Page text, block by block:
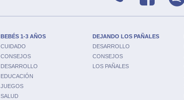
BEBÉS 1-3 AÑOS
CUIDADO
CONSEJOS
DESARROLLO
EDUCACIÓN
JUEGOS
SALUD
DEJANDO LOS PAÑALES
DESARROLLO
CONSEJOS
LOS PAÑALES